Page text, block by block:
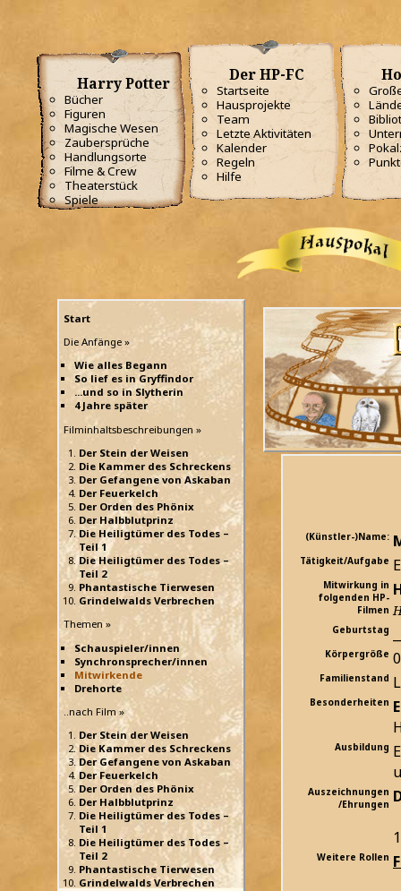
Harry Potter
Bücher
Figuren
Magische Wesen
Zaubersprüche
Handlungsorte
Filme & Crew
Theaterstück
Spiele
Der HP-FC
Startseite
Hausprojekte
Team
Letzte Aktivitäten
Kalender
Regeln
Hilfe
Start
Die Anfänge »
Wie alles Begann
So lief es in Gryffindor
...und so in Slytherin
4 Jahre später
Filminhaltsbeschreibungen »
Der Stein der Weisen
Die Kammer des Schreckens
Der Gefangene von Askaban
Der Feuerkelch
Der Orden des Phönix
Der Halbblutprinz
Die Heiligtümer des Todes –
Teil 1
Die Heiligtümer des Todes –
Teil 2
Phantastische Tierwesen
Grindelwalds Verbrechen
Themen »
Schauspieler/innen
Synchronsprecher/innen
Mitwirkende
Drehorte
..nach Film »
Der Stein der Weisen
Die Kammer des Schreckens
Der Gefangene von Askaban
Der Feuerkelch
Der Orden des Phönix
Der Halbblutprinz
Die Heiligtümer des Todes –
Teil 1
Die Heiligtümer des Todes –
Teil 2
Phantastische Tierwesen
Grindelwalds Verbrechen
(Künstler-)Name:
Tätigkeit/Aufgabe
Mitwirkung in
folgenden HP-
Filmen
Geburtstag
Körpergröße
Familienstand
Besonderheiten
Ausbildung
Auszeichnungen
/Ehrungen
Weitere Rollen